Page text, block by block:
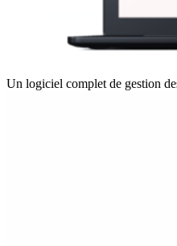
Un logiciel complet de gestion